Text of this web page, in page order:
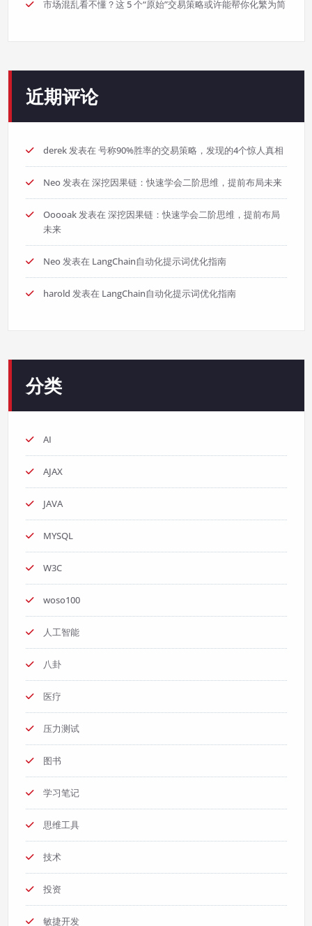
市场混乱看不懂？这 5 个“原始”交易策略或许能帮你化繁为简
近期评论
derek发表在 号称90%胜率的交易策略，发现的4个惊人真相
Neo发表在 深挖因果链：快速学会二阶思维，提前布局未来
Ooooak发表在 深挖因果链：快速学会二阶思维，提前布局
未来
Neo发表在 LangChain自动化提示词优化指南
harold 发表在 LangChain自动化提示词优化指南
分类
AI
AJAX
JAVA
MYSQL
W3C
woso100
人工智能
八卦
医疗
压力测试
图书
学习笔记
思维工具
技术
投资
敏捷开发